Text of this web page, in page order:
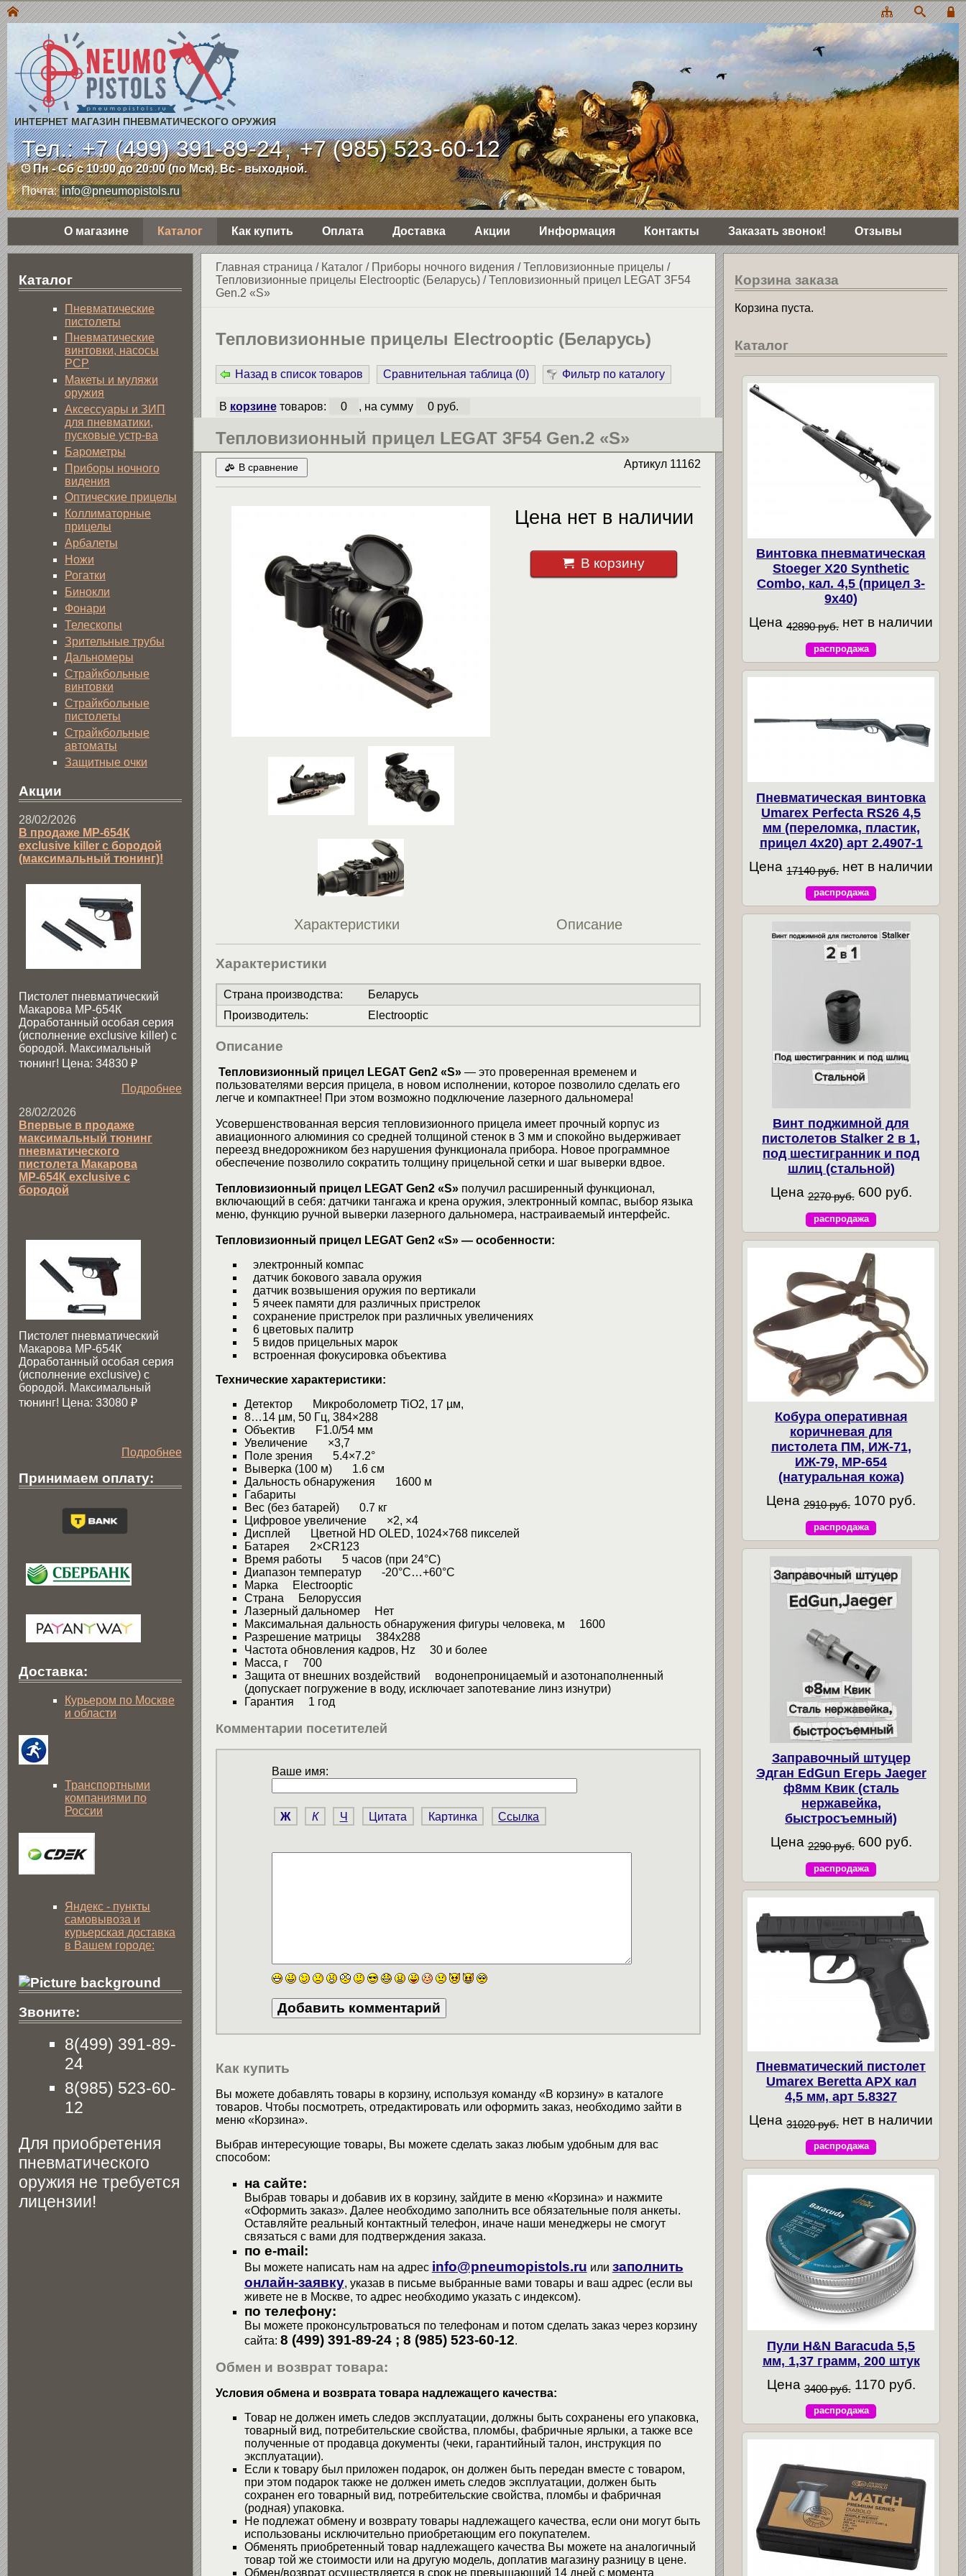
ИНТЕРНЕТ МАГАЗИН ПНЕВМАТИЧЕСКОГО ОРУЖИЯ
Тел.:+7 (499) 391-89-24,+7 (985) 523-60-12
Пн - Сб с 10:00 до 20:00 (по Мск). Вс - выходной.
Почта: info@pneumopistols.ru
О магазине Каталог Как купить Оплата Доставка Акции Информация Контакты Заказать звонок! Отзывы
Главная страница / Каталог/ Приборы ночного видения /Тепловизионные прицелы /
Тепловизионные прицелы Electrooptic (Беларусь)/Тепловизионный прицел LEGAT 3F54
Gen.2 «S»
Тепловизионные прицелы Electrooptic (Беларусь)
Назад в список товаров Сравнительная таблица (0) Фильтр по каталогу
В корзинетоваров: 0 , на сумму 0 руб.
Тепловизионный прицел LEGAT 3F54 Gen.2 «S»
В сравнение Артикул 11162
Цена нет в наличии
В корзину
Характеристики Описание
Характеристики
Страна производства:
Беларусь
Производитель: Electrooptic
Описание
Тепловизионный прицел LEGAT Gen2 «S»— это проверенная временем и
пользователями версия прицела, в новом исполнении, которое позволило сделать его
легче и компактнее! При этом возможно подключение лазерного дальномера!
Усовершенствованная версия тепловизионного прицела имеет прочный корпус из
авиационного алюминия со средней толщиной стенок в 3 мм и спокойно выдерживает
переезд внедорожником без нарушения функционала прибора. Новое программное
обеспечение позволило сократить толщину прицельной сетки и шаг выверки вдвое.
Тепловизионный прицел LEGAT Gen2 «S»получил расширенный функционал,
включающий в себя: датчики тангажа и крена оружия, электронный компас, выбор языка
меню, функцию ручной выверки лазерного дальномера, настраиваемый интерфейс.
Тепловизионный прицел LEGAT Gen2 «S» — особенности:
электронный компас
датчик бокового завала оружия
датчик возвышения оружия по вертикали
5 ячеек памяти для различных пристрелок
сохранение пристрелок при различных увеличениях
6 цветовых палитр
5 видов прицельных марок
встроенная фокусировка объектива
Технические характеристики:
Детектор Микроболометр TiO2, 17 µм,
8…14 µм, 50 Гц, 384×288
Объектив F1.0/54 мм
Увеличение ×3,7
Поле зрения 5.4×7.2°
Выверка (100 м) 1.6 cм
Дальность обнаружения 1600 м
Габариты
Вес (без батарей) 0.7 кг
Цифровое увеличение ×2, ×4
Дисплей Цветной HD OLED, 1024×768 пикселей
Батарея 2×CR123
Время работы 5 часов (при 24°C)
Диапазон температур -20°С…+60°С
Марка Electrooptic
Страна Белоруссия
Лазерный дальномер Нет
Максимальная дальность обнаружения фигуры человека, м 1600
Разрешение матрицы 384x288
Частота обновления кадров, Hz 30 и более
Масса, г 700
Защита от внешних воздействий водонепроницаемый и азотонаполненный
(допускает погружение в воду, исключает запотевание линз изнутри)
Гарантия 1 год
Комментарии посетителей
Ваше имя:
Ж К Ч Цитата Картинка Ссылка
Как купить
Вы можете добавлять товары в корзину, используя команду «В корзину» в каталоге
товаров. Чтобы посмотреть, отредактировать или оформить заказ, необходимо зайти в
меню «Корзина».
Выбрав интересующие товары, Вы можете сделать заказ любым удобным для вас
способом:
на сайте:
Выбрав товары и добавив их в корзину, зайдите в меню «Корзина» и нажмите
«Оформить заказ». Далее необходимо заполнить все обязательные поля анкеты.
Оставляйте реальный контактный телефон, иначе наши менеджеры не смогут
связаться с вами для подтверждения заказа.
по e-mail:
Вы можете написать нам на адрес info@pneumopistols.ru или заполнить
онлайн-заявку, указав в письме выбранные вами товары и ваш адрес (если вы
живете не в Москве, то адрес необходимо указать с индексом).
по телефону:
Вы можете проконсультроваться по телефонам и потом сделать заказ через корзину
сайта: 8 (499) 391-89-24 ; 8 (985) 523-60-12.
Обмен и возврат товара:
Условия обмена и возврата товара надлежащего качества:
Товар не должен иметь следов эксплуатации, должны быть сохранены его упаковка,
товарный вид, потребительские свойства, пломбы, фабричные ярлыки, а также все
полученные от продавца документы (чеки, гарантийный талон, инструкция по
эксплуатации).
Если к товару был приложен подарок, он должен быть передан вместе с товаром,
при этом подарок также не должен иметь следов эксплуатации, должен быть
сохранен его товарный вид, потребительские свойства, пломбы и фабричная
(родная) упаковка.
Не подлежат обмену и возврату товары надлежащего качества, если они могут быть
использованы исключительно приобретающим его покупателем.
Обменять приобретенный товар надлежащего качества Вы можете на аналогичный
товар той же стоимости или на другую модель, доплатив магазину разницу в цене.
Обмен/возврат осуществляется в срок не превышающий 14 дней с момента
Каталог
Пнев­ма­ти­чес­кие
пистолеты
Пневматические
винтовки, насосы
PCP
Макеты и муляжи
оружия
Аксессуары и ЗИП
для пневматики,
пусковые устр-ва
Барометры
Приборы ночного
видения
Оптические прицелы
Коллиматорные
прицелы
Арбалеты
Ножи
Рогатки
Бинокли
Фонари
Телескопы
Зрительные трубы
Дальномеры
Страйкбольные
винтовки
Страйкбольные
пистолеты
Страйкбольные
автоматы
Защитные очки
Акции
28/02/2026
В продаже МР-654К
exclusive killer с бородой
(максимальный тюнинг)!
Пистолет пневматический
Макарова МР-654К
Доработанный особая серия
(исполнение exclusive killer) с
бородой. Максимальный
тюнинг! Цена: 34830 ₽
Подробнее
28/02/2026
Впервые в продаже
максимальный тюнинг
пневматического
пистолета Макарова
МР-654К exclusive с
бородой
Пистолет пневматический
Макарова МР-654К
Доработанный особая серия
(исполнение exclusive) c
бородой. Максимальный
тюнинг! Цена: 33080 ₽
Подробнее
Принимаем оплату:
Доставка:
Курьером по Москве
и области
Транспортными
компаниями по
России
Яндекс - пункты
самовывоза и
курьерская доставка
в Вашем городе:
Звоните:
8(499) 391-89-
24
8(985) 523-60-
12
Для приобретения
пневматического
оружия не требуется
лицензии!
Корзина заказа
Корзина пуста.
Каталог
Винтовка пневматическая
Stoeger X20 Synthetic
Combo, кал. 4,5 (прицел 3-
9х40)
Цена 42890 руб. нет в наличии
распродажа
Пневматическая винтовка
Umarex Perfecta RS26 4,5
мм (переломка, пластик,
прицел 4x20) арт 2.4907-1
Цена 17140 руб. нет в наличии
распродажа
Винт поджимной для
пистолетов Stalker 2 в 1,
под шестигранник и под
шлиц (стальной)
Цена 2270 руб. 600 руб.
распродажа
Кобура оперативная
коричневая для
пистолета ПМ, ИЖ-71,
ИЖ-79, МР-654
(натуральная кожа)
Цена 2910 руб. 1070 руб.
распродажа
Заправочный штуцер
Эдган EdGun Егерь Jaeger
ф8мм Квик (сталь
нержавейка,
быстросъемный)
Цена 2290 руб. 600 руб.
распродажа
Пневматический пистолет
Umarex Beretta APX кал
4,5 мм, арт 5.8327
Цена31020 руб. нет в наличии
распродажа
Пули H&N Baracuda 5,5
мм, 1,37 грамм, 200 штук
Цена 3400 руб. 1170 руб.
распродажа